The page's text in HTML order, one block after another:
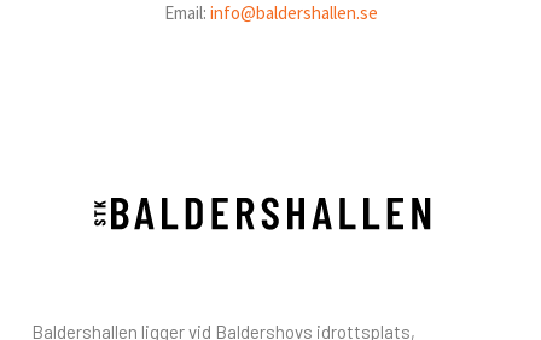
Email: info@baldershallen.se
Baldershallen ligger vid Baldershovs idrottsplats,